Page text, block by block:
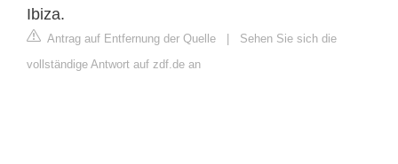
Ibiza.
Antrag auf Entfernung der Quelle | Sehen Sie sich die
vollständige Antwort auf zdf.de an